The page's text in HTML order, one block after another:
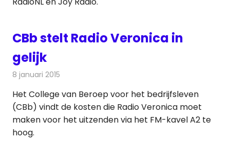
CBb stelt Radio Veronica in
gelijk
8 januari 2015
Het College van Beroep voor het bedrijfsleven
(CBb) vindt de kosten die Radio Veronica moet
maken voor het uitzenden via het FM-kavel A2 te
hoog.